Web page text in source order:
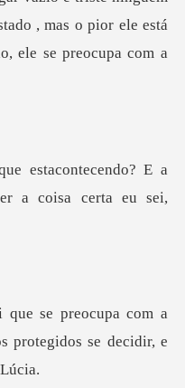
, mas o pior ele está
ntecendo? E a
m a
protegidos se